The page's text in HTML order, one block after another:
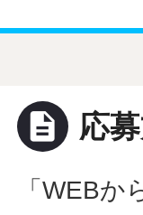
description 応
「WEB